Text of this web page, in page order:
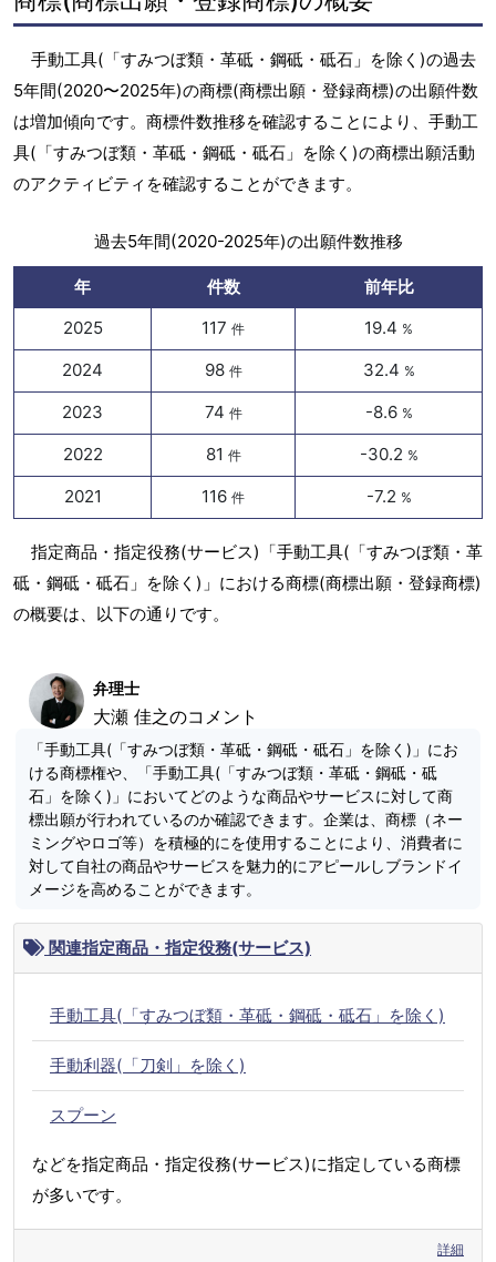
手動工具(「すみつぼ類・革砥・鋼砥・砥石」を除く)の過去
5年間(2020〜2025年)の商標(商標出願・登録商標)の出願件数
は増加傾向です。商標件数推移を確認することにより、手動工
具(「すみつぼ類・革砥・鋼砥・砥石」を除く)の商標出願活動
のアクティビティを確認することができます。
過去5年間(2020-2025年)の出願件数推移
年 件数
前年比
2025
117 件 19.4 %
2024 98 件 32.4 %
2023 74 件 -8.6 %
2022 81 件 -30.2 %
2021 116 件 -7.2 %
指定商品・指定役務(サービス)「手動工具(「すみつぼ類・革
砥・鋼砥・砥石」を除く)」における商標(商標出願・登録商標)
の概要は、以下の通りです。
弁理士
大瀬 佳之のコメント
「手動工具(「すみつぼ類・革砥・鋼砥・砥石」を除く)」にお
ける商標権や、「手動工具(「すみつぼ類・革砥・鋼砥・砥
石」を除く)」においてどのような商品やサービスに対して商
標出願が行われているのか確認できます。企業は、商標（ネー
ミングやロゴ等）を積極的にを使用することにより、消費者に
対して自社の商品やサービスを魅力的にアピールしブランドイ
メージを高めることができます。
関連指定商品・指定役務(サービス)
手動工具(「すみつぼ類・革砥・鋼砥・砥石」を除く)
手動利器(「刀剣」を除く)
スプーン
などを指定商品・指定役務(サービス)に指定している商標
が多いです。
詳細